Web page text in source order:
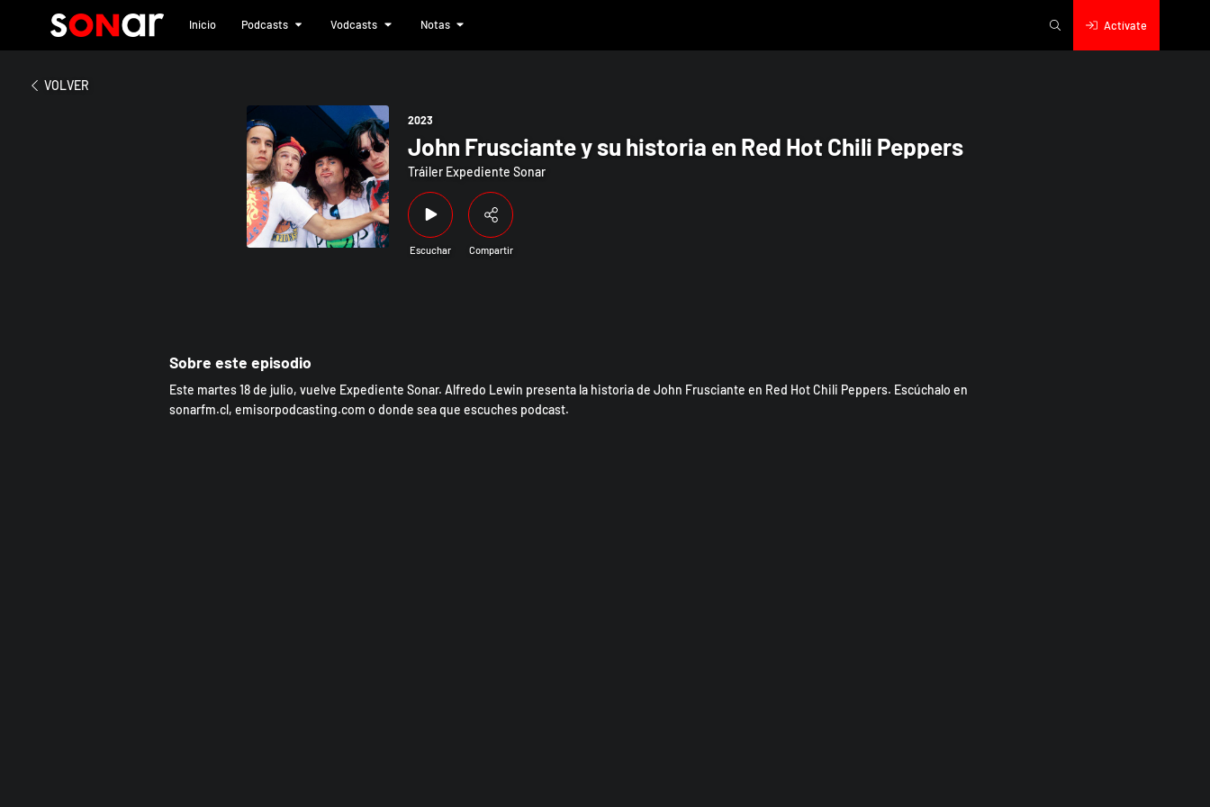
Inicio Podcasts Vodcasts Notas Actívate
VOLVER
2023
John Frusciante y su historia en Red Hot Chili Peppers
Tráiler Expediente Sonar
Escuchar Compartir
Sobre este episodio
Este martes 18 de julio, vuelve Expediente Sonar. Alfredo Lewin presenta la historia de John Frusciante en Red Hot Chili Peppers. Escúchalo en
sonarfm.cl, emisorpodcasting.com o donde sea que escuches podcast.